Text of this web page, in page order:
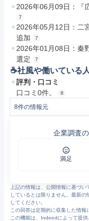
2026年06月09日：『
7
2026年05月12日：二
追加
7
2026年01月08日：秦
選定
7
☕️社風や働いている
評判・口コミ
口コミ0件。
8
8件の情報元
コラム建設 | 学校、公共施
https://www.ipros.com/
企業調査
満足
上記の情報は、公開情報に基づ
しているとは限りません。最新
してください。
この回答は定期的に収集した情報
この機能は、Indeedによって提供